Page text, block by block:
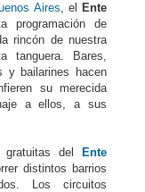
Aires, el
Ente
programación de
rincón de nuestra
tanguera. Bares,
y bailarines hacen
su merecida
a ellos, a sus
gratuitas del
Ente
distintos barrios
Los circuitos